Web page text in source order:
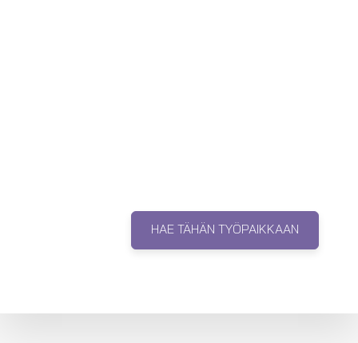
HAE TÄHÄN TYÖPAIKKAAN